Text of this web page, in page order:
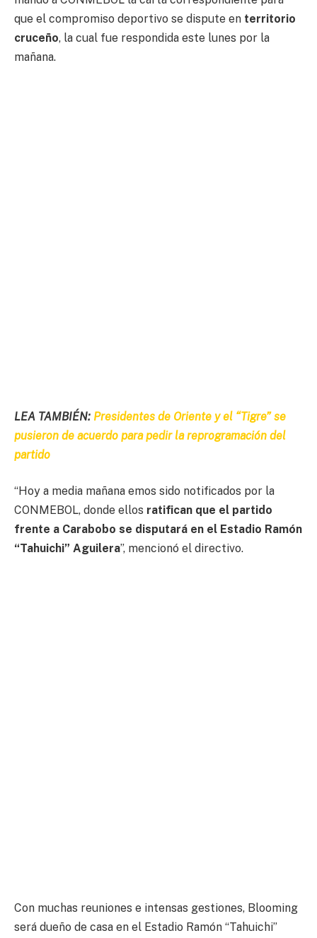
que el compromiso deportivo se dispute en territorio
cruceño, la cual fue respondida este lunes por la
mañana.
LEA TAMBIÉN: Presidentes de Oriente y el “Tigre” se
pusieron de acuerdo para pedir la reprogramación del
partido
“Hoy a media mañana emos sido notificados por la
CONMEBOL, donde ellos ratifican que el partido
frente a Carabobo se disputará en el Estadio Ramón
“Tahuichi” Aguilera”, mencionó el directivo.
Con muchas reuniones e intensas gestiones, Blooming
será dueño de casa en el Estadio Ramón “Tahuichi”